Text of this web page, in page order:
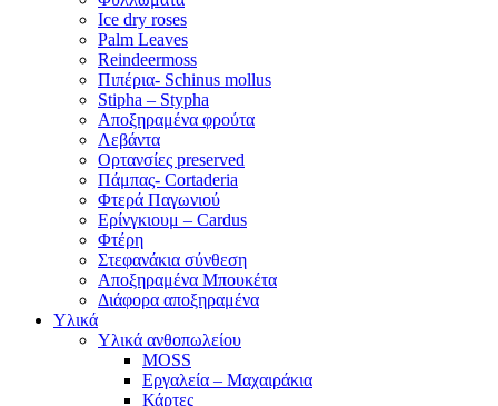
Ice dry roses
Palm Leaves
Reindeermoss
Πιπέρια- Schinus mollus
Stipha – Stypha
Αποξηραμένα φρούτα
Λεβάντα
Ορτανσίες preserved
Πάμπας- Cortaderia
Φτερά Παγωνιού
Ερίνγκιουμ – Cardus
Φτέρη
Στεφανάκια σύνθεση
Αποξηραμένα Μπουκέτα
Διάφορα αποξηραμένα
Υλικά
Υλικά ανθοπωλείου
MOSS
Εργαλεία – Μαχαιράκια
Κάρτες